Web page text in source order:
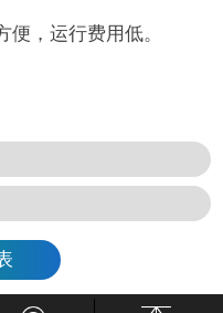
，运行费用低。